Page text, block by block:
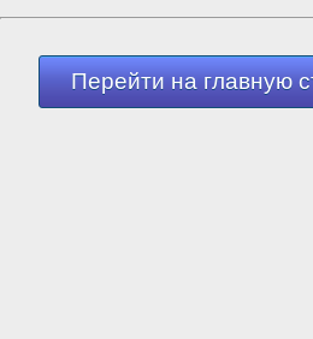
РФ|Путин в России
Перейти на главную